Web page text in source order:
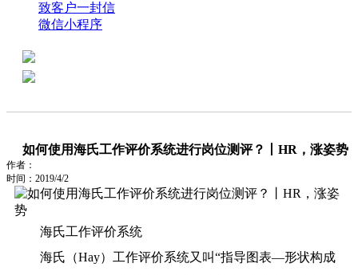
致客户一封信
微信小程序
如何使用海氏工作评价系统进行岗位测评？丨HR，涨姿势
作者：
时间：2019/4/2
海氏工作评价系统
海氏（Hay）工作评价系统又叫“指导图表—形状构成